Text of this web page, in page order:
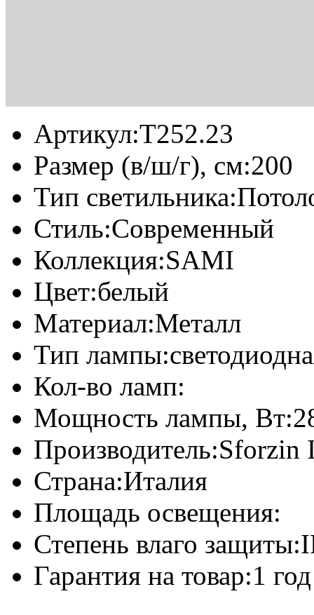
Артикул:T252.23
Размер (в/ш/г), см:200
Тип светильника:
Стиль:Современный
Коллекция:SAMI
Цвет:белый
Материал:Металл
Тип лампы:
Кол-во ламп:
Мощность лампы, Вт:
Производитель:Sforzin
Страна:Италия
Площадь освещения:
Степень влаго защиты:
Гарантия на товар:1 год